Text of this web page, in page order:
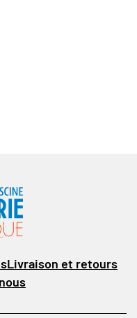
Livraison et retours